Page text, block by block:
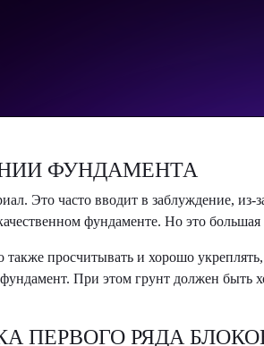
ФУНДАМЕНТА
Это часто вводит в заблуждение,
фундаменте. Но это
также просчитывать и хорошо
При этом грунт должен быть
ПЕРВОГО РЯДА